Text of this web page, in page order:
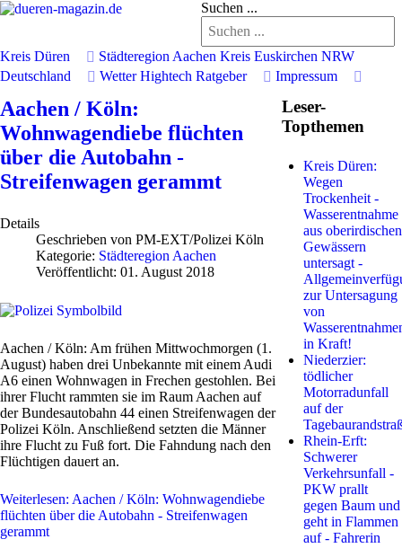
Suchen ...
Kreis Düren Städteregion Aachen Kreis Euskirchen NRW
Deutschland
Wetter Hightech Ratgeber Impressum
Aachen / Köln:
Wohnwagendiebe flüchten
über die Autobahn -
Streifenwagen gerammt
Details
Geschrieben von PM-EXT/Polizei Köln
Kategorie: Städteregion Aachen
Veröffentlicht: 01. August 2018
Aachen / Köln: Am frühen Mittwochmorgen (1.
August) haben drei Unbekannte mit einem Audi
A6 einen Wohnwagen in Frechen gestohlen. Bei
ihrer Flucht rammten sie im Raum Aachen auf
der Bundesautobahn 44 einen Streifenwagen der
Polizei Köln. Anschließend setzten die Männer
ihre Flucht zu Fuß fort. Die Fahndung nach den
Flüchtigen dauert an.
Weiterlesen: Aachen / Köln: Wohnwagendiebe
flüchten über die Autobahn - Streifenwagen
gerammt
Leser-
Topthemen
Kreis Düren:
Wegen
Trockenheit -
Wasserentnahme
aus oberirdischen
Gewässern
untersagt -
zur Untersagung
von
in Kraft!
Niederzier:
tödlicher
Motorradunfall
auf der
Rhein-Erft:
Schwerer
Verkehrsunfall -
PKW prallt
gegen Baum und
geht in Flammen
auf - Fahrerin